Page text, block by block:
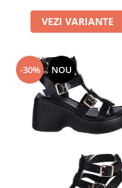
PALARII
BOCANCI
ELEGANT
OFFICE
SPORT
CIZME
VEZI VARIANTE
-30% NOU